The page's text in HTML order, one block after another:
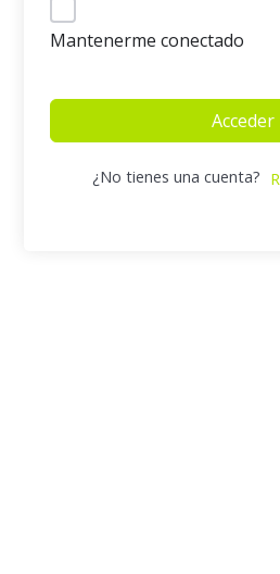
Mantenerme conectado
Acceder
¿No tienes una cuenta?